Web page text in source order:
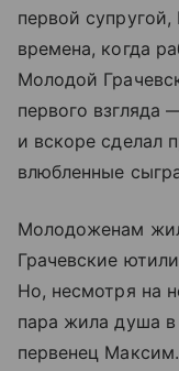
первой
времена, когда
Молодой
первого взгляда
и вскоре сделал
влюбленные
Молодоженам
Грачевские
Но, несмотря на
пара жила душа
первенец